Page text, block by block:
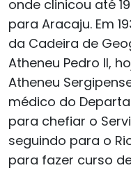
onde clinicou até
para Aracaju. Em
da Cadeira de
Atheneu Pedro II,
Atheneu
médico do
para chefiar o
seguindo para o
para fazer curso